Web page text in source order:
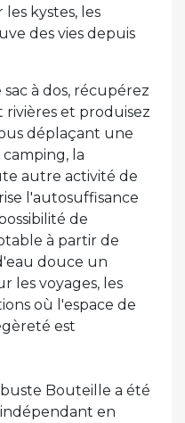
kystes, les
des vies depuis
à dos, récupérez
rivières et produisez
déplaçant une
la
autre activité de
l'autosuffisance
de
à partir de
douce un
les voyages, les
où l'espace de
est
Bouteille a été
en